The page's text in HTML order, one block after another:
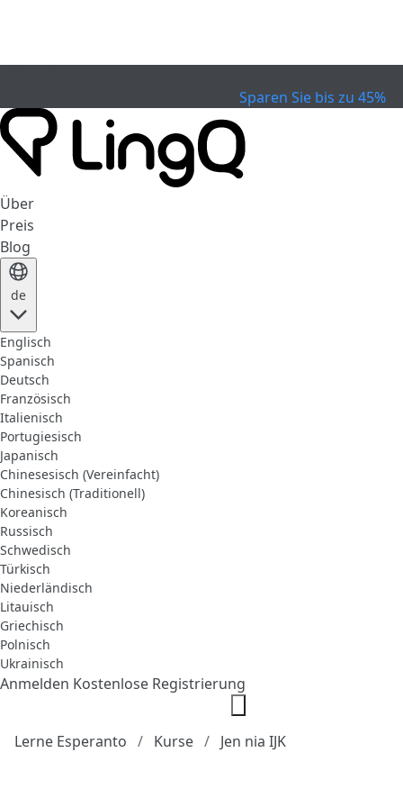
Sparen Sie bis zu 45%
Über
Preis
Blog
de
Englisch
Spanisch
Deutsch
Französisch
Italienisch
Portugiesisch
Japanisch
Chinesesisch (Vereinfacht)
Chinesisch (Traditionell)
Koreanisch
Russisch
Schwedisch
Türkisch
Niederländisch
Litauisch
Griechisch
Polnisch
Ukrainisch
Anmelden Kostenlose Registrierung
Lerne Esperanto Kurse Jen nia IJK